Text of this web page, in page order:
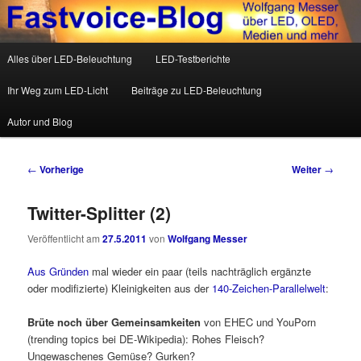
Fastvoice-Blog
Wolfgang Messer über LED, OLED, Medien und mehr
Zum Inhalt wechseln
Zum sekundären Inhalt wechseln
Alles über LED-Beleuchtung LED-Testberichte
Ihr Weg zum LED-Licht Beiträge zu LED-Beleuchtung
Autor und Blog
Beitrags-Navigation
← Vorherige Weiter →
Twitter-Splitter (2)
Veröffentlicht am27.5.2011 vonWolfgang Messer
Aus Gründen mal wieder ein paar (teils nachträglich ergänzte
oder modifizierte) Kleinigkeiten aus der 140-Zeichen-Parallelwelt:
Brüte noch über Gemeinsamkeiten von EHEC und YouPorn
(trending topics bei DE-Wikipedia): Rohes Fleisch?
Ungewaschenes Gemüse? Gurken?